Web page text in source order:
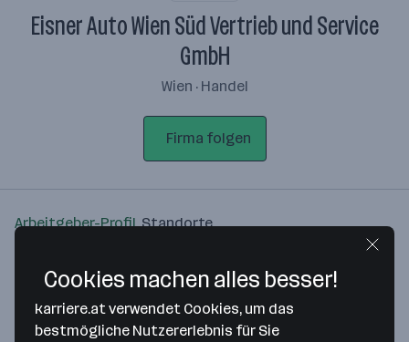
Eisner Auto Wien Süd Vertrieb und Service
GmbH
Wien · Handel
Firma folgen
Arbeitgeber-ProfilStandorte
Cookies machen alles besser!
karriere.at verwendet Cookies, um das
bestmögliche Nutzererlebnis für Sie